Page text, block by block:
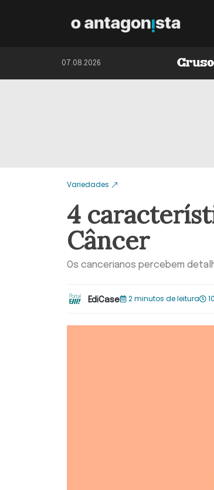
07.08.2026
Variedades
4
Câncer
Os cancerianos percebem
EdiCase 2 minutos de leitura